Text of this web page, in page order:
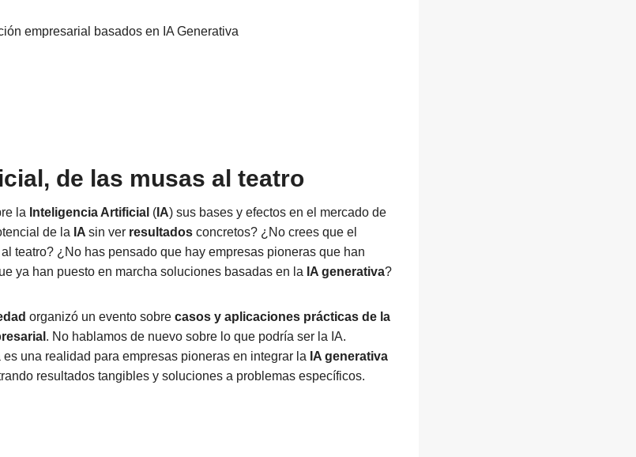
empresarial basados en IA Generativa
de las musas al teatro
la Inteligencia Artificial ( IA) sus bases y efectos en el mercado de
de la IA sin ver resultados concretos? ¿No crees que el
teatro? ¿No has pensado que hay empresas pioneras que han
ya han puesto en marcha soluciones basadas en la IA generativa?
organizó un evento sobre casos y aplicaciones prácticas de la
. No hablamos de nuevo sobre lo que podría ser la IA.
una realidad para empresas pioneras en integrar la IA generativa
resultados tangibles y soluciones a problemas específicos.